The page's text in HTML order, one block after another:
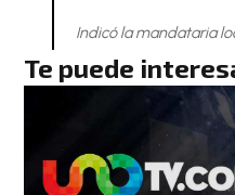
Indicó la mandataria
Te puede